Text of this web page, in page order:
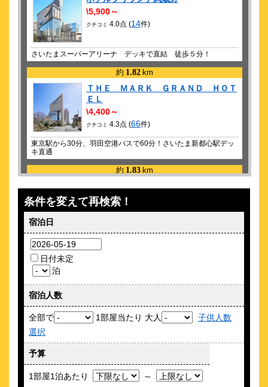
\5,900～
クチコミ 4.0点 (14件)
さいたまスーパーアリーナ デッキで直結 徒歩５分！
約 1.82 km
ＴＨＥ ＭＡＲＫ ＧＲＡＮＤ ＨＯＴ
ＥＬ
\4,400～
クチコミ 4.3点 (66件)
東京駅から30分、羽田空港バスで60分！さいたま新都心駅デッ
キ直通
約 1.83 km
年6月OPEN！
\4,680～
GMOアリーナさいたま目の前の新築ホテル！大浴殿＆広い朝食
会場！
与野第一ホテル
4.0点 (24件)
与野JCTすぐそば・駐車場無料！車移動に便利なビジネスホテル
約 2.01 km
浦和STAY
条件を変えて再検索！
宿泊日
日付未定
泊
宿泊人数
全部で 1部屋当たり 大人
子供人数
選択
予算
1部屋1泊あたり ～